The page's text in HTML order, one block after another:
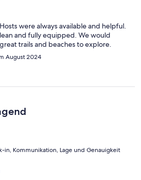
were always available and helpful.
and fully equipped. We would
trails and beaches to explore.
August 2024
in, Kommunikation, Lage und Genauigkeit